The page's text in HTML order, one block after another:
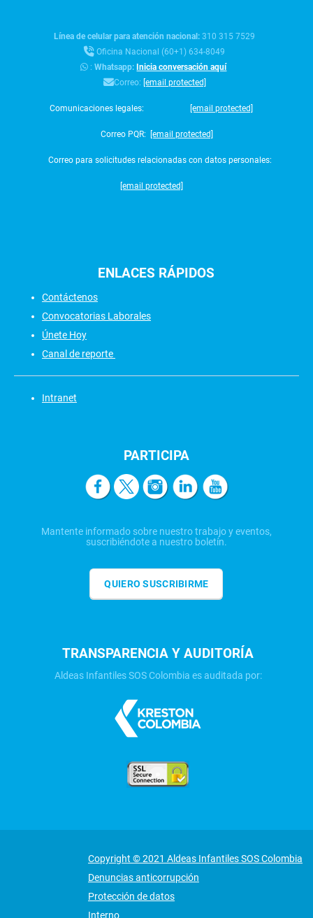
Línea de celular para atención nacional:310 315 7529
Oficina Nacional (60+1) 634-8049
:Whatsapp:Inicia conversación aquí
Correo: [email protected]
Comunicaciones legales: [email protected]
Correo PQR: [email protected]
Correo para solicitudes relacionadas con datos personales:
[email protected]
ENLACES RÁPIDOS
Contáctenos
Convocatorias Laborales
Únete Hoy
Canal de reporte
Intranet
PARTICIPA
Mantente informado sobre nuestro trabajo y eventos,
suscribiéndote a nuestro boletín.
QUIERO SUSCRIBIRME
TRANSPARENCIA Y AUDITORÍA
Aldeas Infantiles SOS Colombia es auditada por:
Copyright © 2021 Aldeas Infantiles SOS Colombia
Denuncias anticorrupción
Protección de datos
Interno